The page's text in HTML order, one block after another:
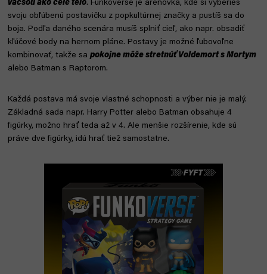
väčšou ako celé telo. Funkoverse je arénovka, kde si vyberieš
svoju obľúbenú postavičku z popkultúrnej značky a pustíš sa do
boja. Podľa daného scenára musíš splniť cieľ, ako napr. obsadiť
kľúčové body na hernom pláne. Postavy je možné ľubovoľne
kombinovať, takže sa pokojne môže stretnúť Voldemort s Mortym
alebo Batman s Raptorom.
Každá postava má svoje vlastné schopnosti a výber nie je malý.
Základná sada napr. Harry Potter alebo Batman obsahuje 4
figúrky, možno hrať teda až v 4. Ale menšie rozšírenie, kde sú
práve dve figúrky, idú hrať tiež samostatne.